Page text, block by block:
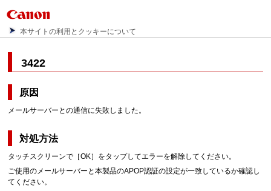
本サイトの利用とクッキーについて
3422
原因
メールサーバーとの通信に失敗しました。
対処方法
タッチスクリーンで［OK］をタップしてエラーを解除してください。
ご使用のメールサーバーと本製品のAPOP認証の設定が一致しているか確認し
てください。